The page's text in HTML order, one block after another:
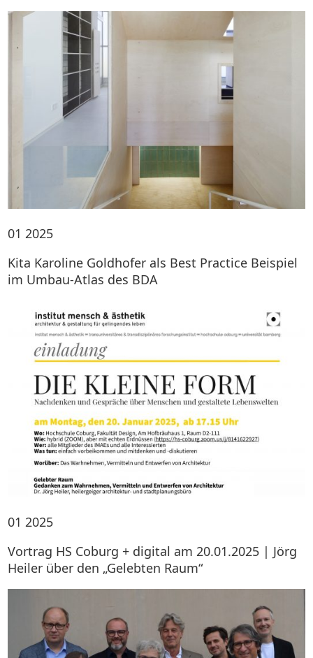
01 2025
Kita Karoline Goldhofer als Best Practice Beispiel
im Umbau-Atlas des BDA
01 2025
Vortrag HS Coburg + digital am 20.01.2025 | Jörg
Heiler über den „Gelebten Raum“